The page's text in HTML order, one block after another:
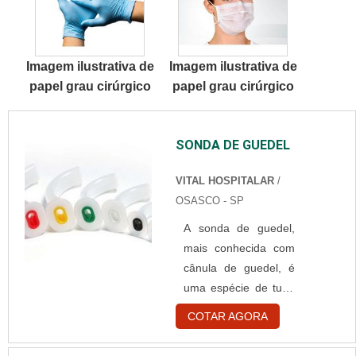
materiais, além de
evitar prejuízos com
substi...
Soluções Industriais e
conhecendo a líder
qualidade.ALGUNS
DETALHES SOBRE
quer achar papel
em uma empresa
altamente qualificada,
vai até o site da
HigiBest. A empresa
atua com sacos de
lixo infectantes e
saboneteira par...
Imagem ilustrativa de
papel grau cirúrgico
Imagem ilustrativa de
papel grau cirúrgico
SONDA DE GUEDEL
VITAL HOSPITALAR /
OSASCO - SP
A sonda de guedel,
mais conhecida com
cânula de guedel, é
uma espécie de tubo
utilizado para a
passagem de ar em
pacientes que se
COTAR AGORA